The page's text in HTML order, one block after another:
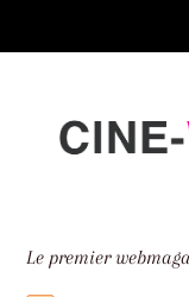
down
Le premier